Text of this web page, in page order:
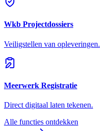
Wkb Projectdossiers
Veiligstellen van opleveringen.
Meerwerk Registratie
Direct digitaal laten tekenen.
Alle functies ontdekken